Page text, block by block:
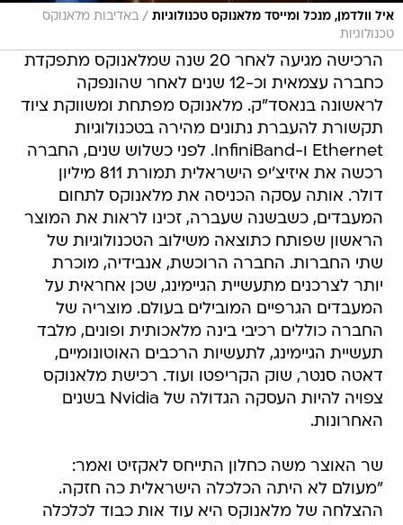
איל וולדמן, מנכל ומייסד מלאנוקס טכנולוגיות / באדיבות מלאנוקס
טכנולוגיות
הרכישה מגיעה לאחר 20 שנה שמלאנוקס מתפקדת
כחברה עצמאית וכ-12 שנים לאחר שהונפקה
לראשונה בנאסד"ק. מלאנוקס מפתחת ומשווקת ציוד
תקשורת להעברת נתונים מהירה בטכנולוגיות
Ethernet ו-InfiniBand. לפני כשלוש שנים, החברה
רכשה את איזיצ'יפ הישראלית תמורת 811 מיליון
דולר. אותה עסקה הכניסה את מלאנוקס לתחום
המעבדים, כשבשנה שעברה, זכינו לראות את המוצר
הראשון שפותח כתוצאה משילוב הטכנולוגיות של
שתי החברות. החברה הרוכשת, אנבידיה, מוכרת
יותר לצרכנים מתעשיית הגיימינג, שכן אחראית על
המעבדים הגרפיים המובילים בעולם. מוצריה של
החברה כוללים רכיבי בינה מלאכותית ופונים, מלבד
תעשיית הגיימינג, לתעשיות הרכבים האוטונומיים,
דאטה סנטר, שוק הקריפטו ועוד. רכישת מלאנוקס
צפויה להיות העסקה הגדולה של Nvidia בשנים
האחרונות.
שר האוצר משה כחלון התייחס לאקזיט ואמר:
"מעולם לא היתה הכלכלה הישראלית כה חזקה.
ההצלחה של מלאנוקס היא עוד אות כבוד לכלכלה